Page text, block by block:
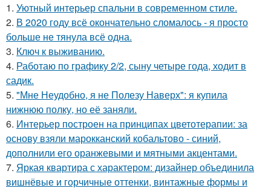
1. Уютный интерьер спальни в современном стиле.
2. В 2020 году всё окончательно сломалось - я просто
больше не тянула всё одна.
3. Ключ к выживанию.
4. Работаю по графику 2/2, сыну четыре года, ходит в
садик.
5. "Мне Неудобно, я не Полезу Наверх": я купила
нижнюю полку, но её заняли.
6. Интерьер построен на принципах цветотерапии: за
основу взяли марокканский кобальтово - синий,
дополнили его оранжевыми и мятными акцентами.
7. Яркая квартира с характером: дизайнер объединила
вишнёвые и горчичные оттенки, винтажные формы и